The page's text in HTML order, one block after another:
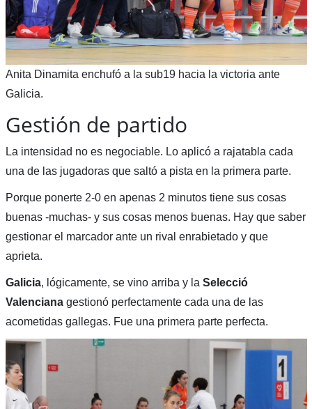
Anita Dinamita enchufó a la sub19 hacia la victoria ante
Galicia.
Gestión de partido
La intensidad no es negociable. Lo aplicó a rajatabla cada
una de las jugadoras que saltó a pista en la primera parte.
Porque ponerte 2-0 en apenas 2 minutos tiene sus cosas
buenas -muchas- y sus cosas menos buenas. Hay que saber
gestionar el marcador ante un rival enrabietado y que
aprieta.
Galicia, lógicamente, se vino arriba y la Selecció
Valencianagestionó perfectamente cada una de las
acometidas gallegas. Fue una primera parte perfecta.